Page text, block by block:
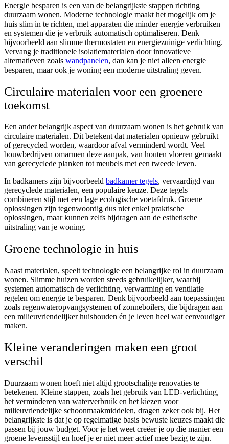
Energie besparen is een van de belangrijkste stappen richting
duurzaam wonen. Moderne technologie maakt het mogelijk om je
huis slim in te richten, met apparaten die minder energie verbruiken
en systemen die je verbruik automatisch optimaliseren. Denk
bijvoorbeeld aan slimme thermostaten en energiezuinige verlichting.
Vervang je traditionele isolatiematerialen door innovatieve
alternatieven zoals wandpanelen, dan kan je niet alleen energie
besparen, maar ook je woning een moderne uitstraling geven.
Circulaire materialen voor een groenere
toekomst
Een ander belangrijk aspect van duurzaam wonen is het gebruik van
circulaire materialen. Dit betekent dat materialen opnieuw gebruikt
of gerecycled worden, waardoor afval verminderd wordt. Veel
bouwbedrijven omarmen deze aanpak, van houten vloeren gemaakt
van gerecyclede planken tot meubels met een tweede leven.
In badkamers zijn bijvoorbeeld badkamer tegels, vervaardigd van
gerecyclede materialen, een populaire keuze. Deze tegels
combineren stijl met een lage ecologische voetafdruk. Groene
oplossingen zijn tegenwoordig dus niet enkel praktische
oplossingen, maar kunnen zelfs bijdragen aan de esthetische
uitstraling van je woning.
Groene technologie in huis
Naast materialen, speelt technologie een belangrijke rol in duurzaam
wonen. Slimme huizen worden steeds gebruikelijker, waarbij
systemen automatisch de verlichting, verwarming en ventilatie
regelen om energie te besparen. Denk bijvoorbeeld aan toepassingen
zoals regenwateropvangsystemen of zonneboilers, die bijdragen aan
een milieuvriendelijker huishouden én je leven heel wat eenvoudiger
maken.
Kleine veranderingen maken een groot
verschil
Duurzaam wonen hoeft niet altijd grootschalige renovaties te
betekenen. Kleine stappen, zoals het gebruik van LED-verlichting,
het verminderen van waterverbruik en het kiezen voor
milieuvriendelijke schoonmaakmiddelen, dragen zeker ook bij. Het
belangrijkste is dat je op regelmatige basis bewuste keuzes maakt die
passen bij jouw budget. Voor je het weet creëer je op die manier een
groene levensstijl en hoef je er niet meer actief mee bezig te zijn.